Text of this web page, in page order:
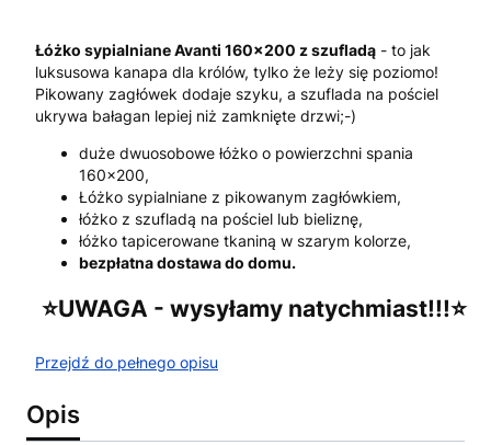
Łóżko sypialniane Avanti 160x200 z szufladą - to jak
luksusowa kanapa dla królów, tylko że leży się poziomo!
Pikowany zagłówek dodaje szyku, a szuflada na pościel
ukrywa bałagan lepiej niż zamknięte drzwi;-)
duże dwuosobowe łóżko o powierzchni spania
160x200,
Łóżko sypialniane z pikowanym zagłówkiem,
łóżko z szufladą na pościel lub bieliznę,
łóżko tapicerowane tkaniną w szarym kolorze,
bezpłatna dostawa do domu.
⭐️UWAGA - wysyłamy natychmiast!!!⭐️
Przejdź do pełnego opisu
Opis